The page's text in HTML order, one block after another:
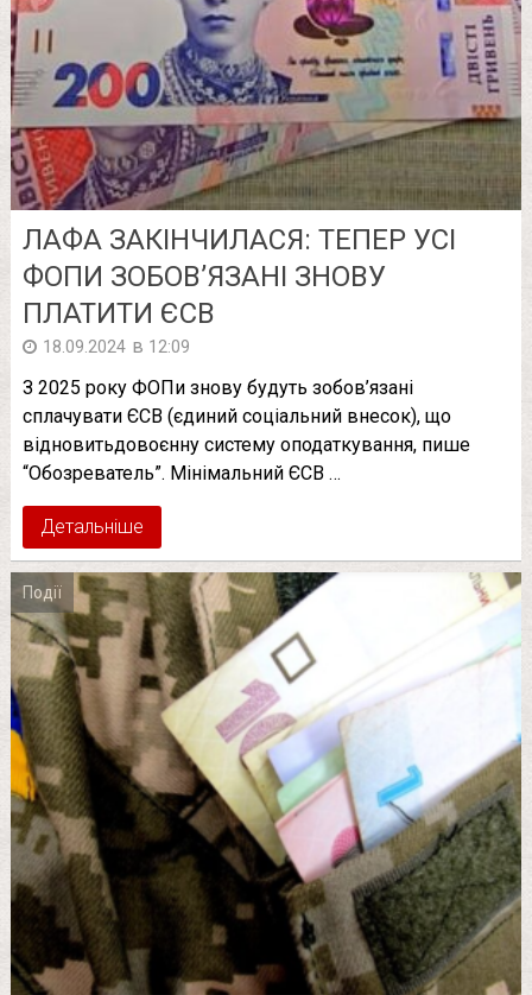
ЛАФА ЗАКІНЧИЛАСЯ: ТЕПЕР УСІ
ФОПИ ЗОБОВ’ЯЗАНІ ЗНОВУ
ПЛАТИТИ ЄСВ
18.09.2024 в 12:09
З 2025 року ФОПи знову будуть зобов’язані
сплачувати ЄСВ (єдиний соціальний внесок), що
відновитьдовоєнну систему оподаткування, пише
“Обозреватель”. Мінімальний ЄСВ …
Детальніше
Події